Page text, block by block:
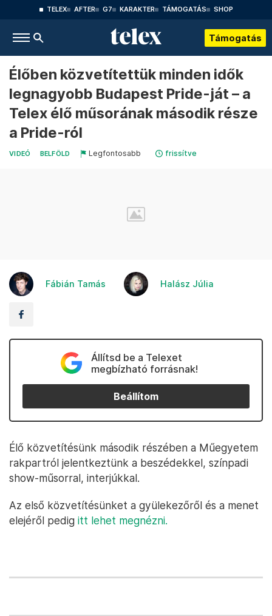
TELEX AFTER G7 KARAKTER TÁMOGATÁS SHOP
Támogatás
Élőben közvetítettük minden idők
legnagyobb Budapest Pride-ját – a
Telex élő műsorának második része
a Pride-ról
VIDEÓ BELFÖLD Legfontosabb frissítve
Fábián Tamás Halász Júlia
Állítsd be a Telexet
megbízható forrásnak!
Beállítom
Élő közvetítésünk második részében a Műegyetem
rakpartról jelentkeztünk a beszédekkel, színpadi
show-műsorral, interjúkkal.
Az első közvetítésünket a gyülekezőről és a menet
elejéről pedig itt lehet megnézni.